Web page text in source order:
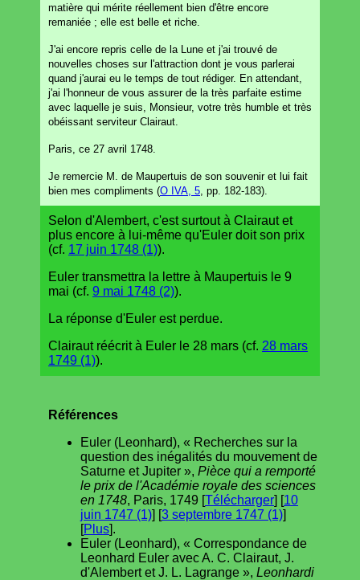
matière qui mérite réellement bien d'être encore
remaniée ; elle est belle et riche.
J'ai encore repris celle de la Lune et j'ai trouvé de
nouvelles choses sur l'attraction dont je vous parlerai
quand j'aurai eu le temps de tout rédiger. En attendant,
j'ai l'honneur de vous assurer de la très parfaite estime
avec laquelle je suis, Monsieur, votre très humble et très
obéissant serviteur Clairaut.
Paris, ce 27 avril 1748.
Je remercie M. de Maupertuis de son souvenir et lui fait
bien mes compliments (O IVA, 5 , pp. 182-183).
Selon d'Alembert, c'est surtout à Clairaut et
plus encore à lui-même qu'Euler doit son prix
(cf. 17 juin 1748 (1)).
Euler transmettra la lettre à Maupertuis le 9
mai (cf. 9 mai 1748 (2)).
La réponse d'Euler est perdue.
Clairaut réécrit à Euler le 28 mars (cf. 28 mars
1749 (1)).
Références
Euler (Leonhard), « Recherches sur la
question des inégalités du mouvement de
Saturne et Jupiter », Pièce qui a remporté
le prix de l'Académie royale des sciences
en 1748, Paris, 1749 [Télécharger] [10
juin 1747 (1)] [3 septembre 1747 (1)]
[Plus].
Euler (Leonhard), « Correspondance de
Leonhard Euler avec A. C. Clairaut, J.
d'Alembert et J. L. Lagrange », Leonhardi